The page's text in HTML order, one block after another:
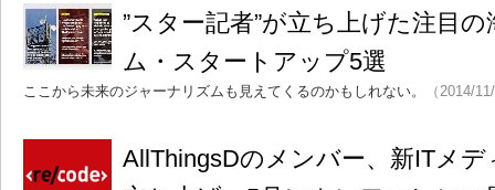
”スター記者”が立ち上げた注目
ム・スタートアップ5選
ここから未来のジャーナリズムも見えてくるのかもしれない。 （2014/
AllThingsDのメンバー、新ITメ